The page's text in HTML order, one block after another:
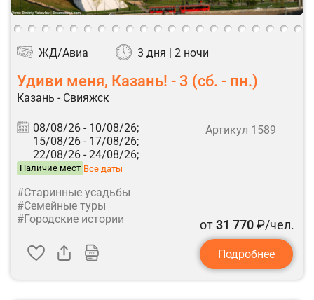
ЖД/Авиа 3 дня | 2 ночи
Удиви меня, Казань! - 3 (сб. - пн.)
Казань - Свияжск
08/08/26 - 10/08/26;
15/08/26 - 17/08/26;
22/08/26 - 24/08/26;
Наличие мест Все даты
Артикул 1589
#Старинные усадьбы
#Семейные туры
#Городские истории
от31 770₽/чел.
Подробнее